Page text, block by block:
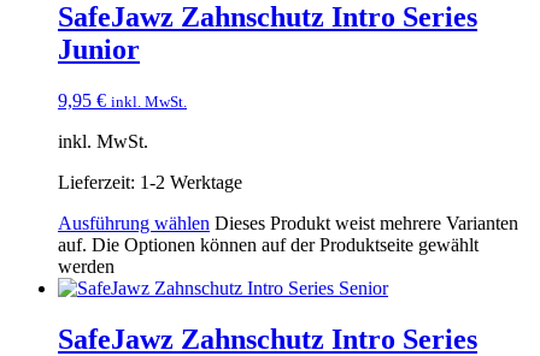
SafeJawz Zahnschutz Intro Series
Junior
9,95 € inkl. MwSt.
inkl. MwSt.
Lieferzeit: 1-2 Werktage
Ausführung wählen Dieses Produkt weist mehrere Varianten
auf. Die Optionen können auf der Produktseite gewählt
werden
SafeJawz Zahnschutz Intro Series